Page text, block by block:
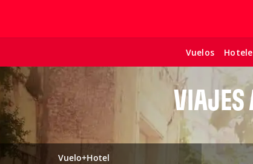
Vuelos
VIAJES
Vuelo+Hotel